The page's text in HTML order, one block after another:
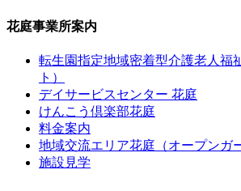
花庭事業所案内
転生園指定地域密着型介護老人福
ト）
デイサービスセンター 花庭
けんこう倶楽部花庭
料金案内
地域交流エリア花庭（オープンガ
施設見学